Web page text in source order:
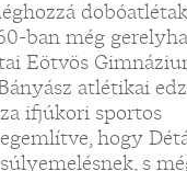
ban még
Eötvös
atlétikai
ifjúkori sportos
hogy
s